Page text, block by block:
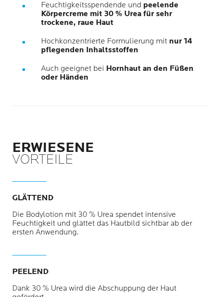
Feuchtigkeitsspendende und peelende
Körpercreme mit 30 % Urea für sehr
trockene, raue Haut
Hochkonzentrierte Formulierung mit nur 14
pflegenden Inhaltsstoffen
Auch geeignet bei Hornhaut an den Füßen
oder Händen
ERWIESENE
VORTEILE
GLÄTTEND
Die Bodylotion mit 30 % Urea spendet intensive
Feuchtigkeit und glättet das Hautbild sichtbar ab der
ersten Anwendung.
PEELEND
Dank 30 % Urea wird die Abschuppung der Haut